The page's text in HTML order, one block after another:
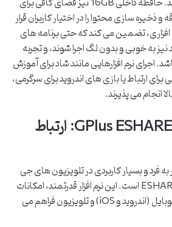
ذخیره سازی محتوا را در اختیار کاربران قرار
تضمین می کند که حتی برنامه های
به خوبی و بدون لگ اجرا شوند، و تجربه
اجرای نرم افزارهایی مانند شاد برای آموزش
ارتباط یا بازی های اندروید برای سرگرمی،
انجام می پذیرند.
دستیار هوشمند GPlus ESHARE: ارتباط
فرد و بسیار کاربردی در تلویزیون های جی
پلاس، دستیار هوشمند ESHARE است. این نرم افزار قدرتمند، امکانات
ارتباطی گسترده ای را بین موبایل (اندروید و iOS) و تلویزیون فراهم می